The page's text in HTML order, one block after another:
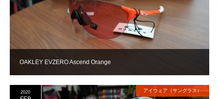
OAKLEY EVZERO Ascend Orange
2020 アイウェア（サングラス）